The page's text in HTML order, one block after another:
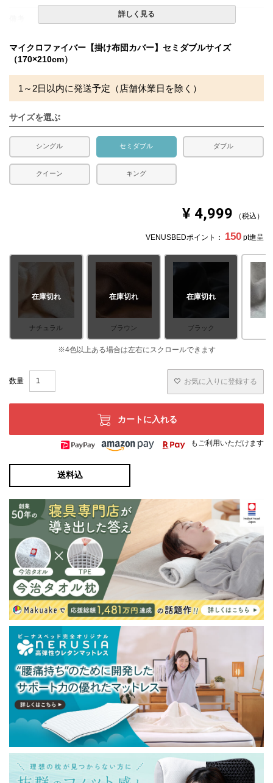
・配送日指定OK！
合があります。
詳しく見る
マイクロファイバー【掛け布団カバー】セミダブルサイズ
（170×210cm）
1～2日以内に発送予定（店舗休業日を除く）
サイズを選ぶ
シングル セミダブル ダブル
クイーン キング
¥ 4,999 税込
VENUSBEDポイント： 150 pt進呈
ナチュラル
在庫切れ
ブラウン
在庫切れ
ブラック
在庫切れ
お気に入りに登録する
カートに入れる
もご利用いただけます
送料込